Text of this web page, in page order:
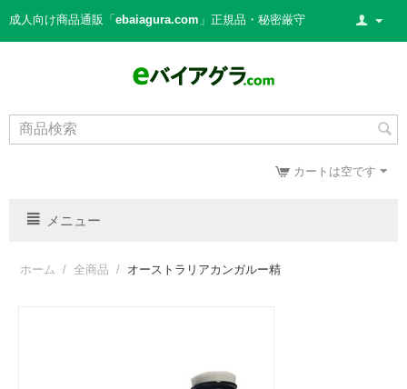
成人向け商品通販「 ebaiagura.com 」正規品・秘密厳守
カートは空です
メニュー
ホーム / 全商品 / オーストラリアカンガルー精